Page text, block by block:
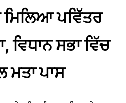
ਮਿਲਿਆ ਪਵਿੱਤਰ
ਵਿਧਾਨ ਸਭਾ ਵਿੱਚ
ਮਤਾ ਪਾਸ